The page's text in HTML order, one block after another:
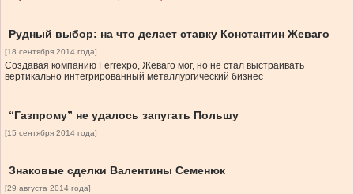
Рудный выбор: на что делает ставку Константин Жеваго
[18 сентября 2014 года]
Создавая компанию Ferrexpo, Жеваго мог, но не стал выстраивать
вертикально интегрированный металлургический бизнес
“Газпрому” не удалось запугать Польшу
[15 сентября 2014 года]
Знаковые сделки Валентины Семенюк
[29 августа 2014 года]